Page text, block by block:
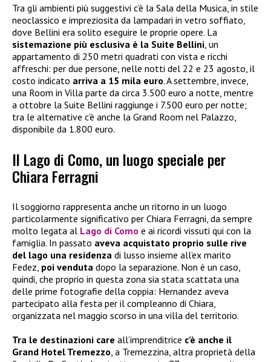
Tra gli ambienti più suggestivi c’è la Sala della Musica, in stile
neoclassico e impreziosita da lampadari in vetro soffiato,
dove Bellini era solito eseguire le proprie opere. La
sistemazione più esclusiva è la Suite Bellini , un
appartamento di 250 metri quadrati con vista e ricchi
affreschi: per due persone, nelle notti del 22 e 23 agosto, il
costo indicato arriva a 15 mila euro. A settembre, invece,
una Room in Villa parte da circa 3.500 euro a notte, mentre
a ottobre la Suite Bellini raggiunge i 7.500 euro per notte;
tra le alternative c’è anche la Grand Room nel Palazzo,
disponibile da 1.800 euro.
Il Lago di Como, un luogo speciale per
Chiara Ferragni
Il soggiorno rappresenta anche un ritorno in un luogo
particolarmente significativo per Chiara Ferragni, da sempre
molto legata al Lago di Como e ai ricordi vissuti qui con la
famiglia. In passato aveva acquistato proprio sulle rive
del lago una residenza di lusso insieme all’ex marito
Fedez, poi venduta dopo la separazione. Non è un caso,
quindi, che proprio in questa zona sia stata scattata una
delle prime fotografie della coppia: Hernandez aveva
partecipato alla festa per il compleanno di Chiara,
organizzata nel maggio scorso in una villa del territorio.
Tra le destinazioni care all’imprenditrice c’è anche il
Grand Hotel Tremezzo, a Tremezzina, altra proprietà della